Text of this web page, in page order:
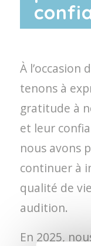
À l’occasion
tenons à
gratitude à
et leur
nous avons
continuer à
qualité de
audition.
En 2025,